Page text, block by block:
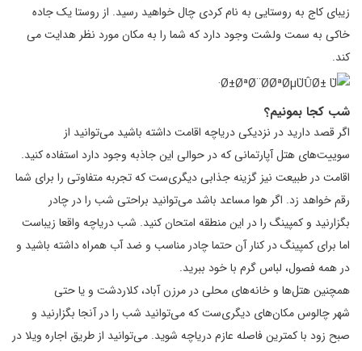
زیبای کاج به روستایی به نام کردی چال خواهید رسید. از روستا یک جاده
خاکی به سمت ولشت وجود دارد که شما را به مکان مورد نظر هدایت می
کند.
شب کجا بمونیم؟
اگر قصد دارید در نزدیکی دریاچه اقامت داشته باشید می‌توانید از
سوییت‌های هتل آپارتمانی که در حوالی این جاذبه وجود دارد استفاده کنید.
اقامت در طبیعت نیز گزینه جذابی دیگری‌ست که تجربه متفاوتی را برای شما
رقم خواهد زد. اگر هوا مساعد باشد می‌توانید براحتی شب را در چادر
بگزارنید و کمپینگ را در این منطقه امتحان کنید. شب دریاچه واقعا زیباست
اما برای کمپینگ در کنار آن حتما چادر مناسب و ضد آب همراه داشته باشید و
در همه فصول، لباس گرم با خود ببرید.
همچنین هتل‌ها و خانه‌های محلی در مرزن آباد، کلاردشت و یا حتی
شهر چالوس مکان‌های دیگری‌ست که می‌توانید شب را در آنجا بگزارنید و
صبح زود با کمترین فاصله عازم دریاچه شوید. می‌توانید از طریق اجاره ویلا در